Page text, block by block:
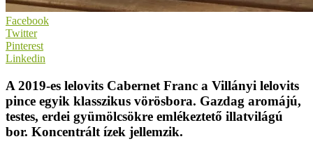
Facebook
Twitter
Pinterest
Linkedin
A 2019-es lelovits Cabernet Franc a Villányi lelovits
pince egyik klasszikus vörösbora. Gazdag aromájú,
testes, erdei gyümölcsökre emlékeztető illatvilágú
bor. Koncentrált ízek jellemzik.